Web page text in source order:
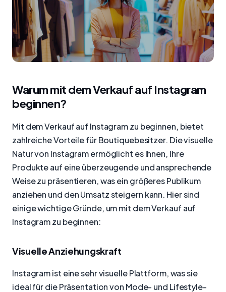
Warum mit dem Verkauf auf Instagram
beginnen?
Mit dem Verkauf auf Instagram zu beginnen, bietet
zahlreiche Vorteile für Boutiquebesitzer. Die visuelle
Natur von Instagram ermöglicht es Ihnen, Ihre
Produkte auf eine überzeugende und ansprechende
Weise zu präsentieren, was ein größeres Publikum
anziehen und den Umsatz steigern kann. Hier sind
einige wichtige Gründe, um mit dem Verkauf auf
Instagram zu beginnen:
Visuelle Anziehungskraft
Instagram ist eine sehr visuelle Plattform, was sie
ideal für die Präsentation von Mode- und Lifestyle-